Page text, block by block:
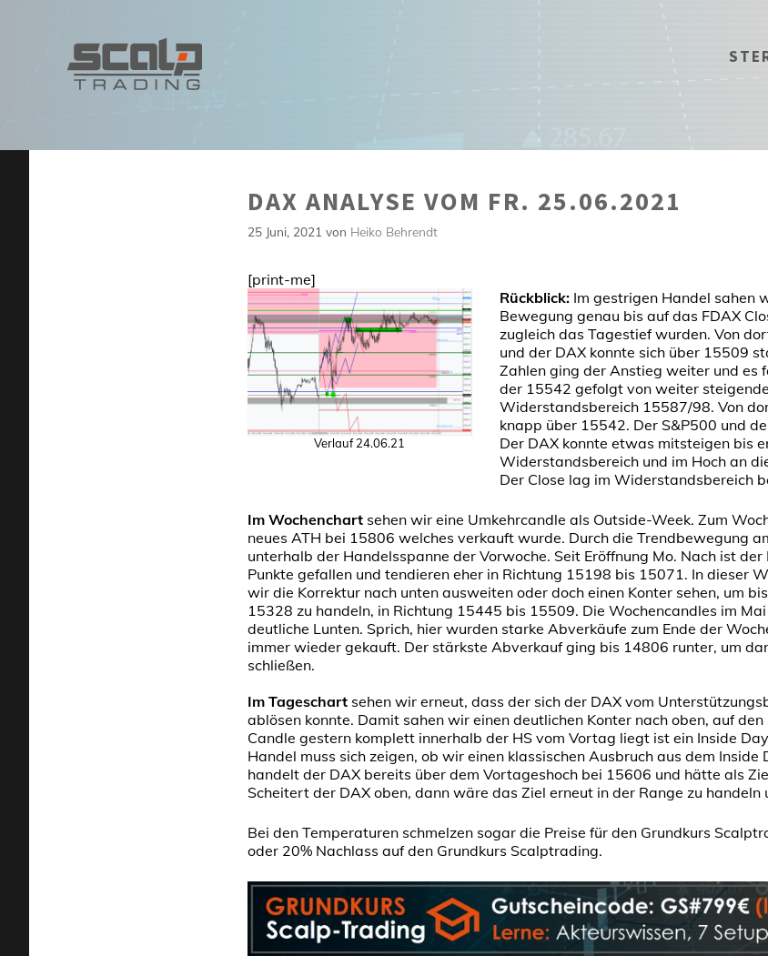
DAX ANALYSE VOM FR. 25.06.2021
25 Juni, 2021 von Heiko Behrendt
[print-me]
Verlauf 24.06.21
Rückblick: Im gestrigen Handel sahen
Bewegung genau bis auf das FDAX
zugleich das Tagestief wurden. Von
und der DAX konnte sich über 15509
Zahlen ging der Anstieg weiter und es
der 15542 gefolgt von weiter
Widerstandsbereich 15587/98. Von
knapp über 15542. Der S&P500 und
Der DAX konnte etwas mitsteigen bis
Widerstandsbereich und im Hoch an
Der Close lag im Widerstandsbereich
Im Wochenchart sehen wir eine Umkehrcandle als Outside-Week. Zum
neues ATH bei 15806 welches verkauft wurde. Durch die Trendbewegung
unterhalb der Handelsspanne der Vorwoche. Seit Eröffnung Mo. Nach ist
Punkte gefallen und tendieren eher in Richtung 15198 bis 15071. In dieser
wir die Korrektur nach unten ausweiten oder doch einen Konter sehen, um
15328 zu handeln, in Richtung 15445 bis 15509. Die Wochencandles im
deutliche Lunten. Sprich, hier wurden starke Abverkäufe zum Ende der
immer wieder gekauft. Der stärkste Abverkauf ging bis 14806 runter, um
schließen.
Im Tageschart sehen wir erneut, dass der sich der DAX vom
ablösen konnte. Damit sahen wir einen deutlichen Konter nach oben, auf
Candle gestern komplett innerhalb der HS vom Vortag liegt ist ein Inside
Handel muss sich zeigen, ob wir einen klassischen Ausbruch aus dem Inside
handelt der DAX bereits über dem Vortageshoch bei 15606 und hätte als
Scheitert der DAX oben, dann wäre das Ziel erneut in der Range zu
Bei den Temperaturen schmelzen sogar die Preise für den Grundkurs
oder 20% Nachlass auf den Grundkurs Scalptrading.